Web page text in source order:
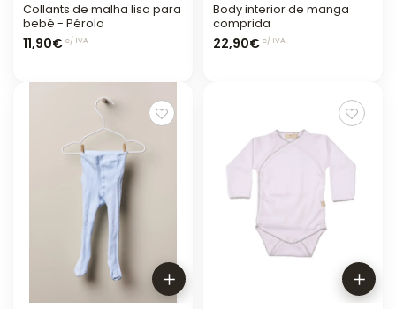
Collants de malha lisa para
bebé - Pérola
11,90€ c/ IVA
Body interior de manga
comprida
22,90€ c/ IVA